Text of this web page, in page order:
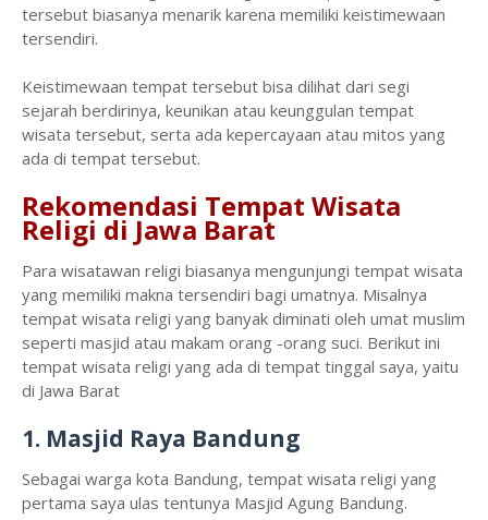
tersebut biasanya menarik karena memiliki keistimewaan
tersendiri.
Keistimewaan tempat tersebut bisa dilihat dari segi
sejarah berdirinya, keunikan atau keunggulan tempat
wisata tersebut, serta ada kepercayaan atau mitos yang
ada di tempat tersebut.
Rekomendasi Tempat Wisata
Religi di Jawa Barat
Para wisatawan religi biasanya mengunjungi tempat wisata
yang memiliki makna tersendiri bagi umatnya. Misalnya
tempat wisata religi yang banyak diminati oleh umat muslim
seperti masjid atau makam orang -orang suci. Berikut ini
tempat wisata religi yang ada di tempat tinggal saya, yaitu
di Jawa Barat
1. Masjid Raya Bandung
Sebagai warga kota Bandung, tempat wisata religi yang
pertama saya ulas tentunya Masjid Agung Bandung.